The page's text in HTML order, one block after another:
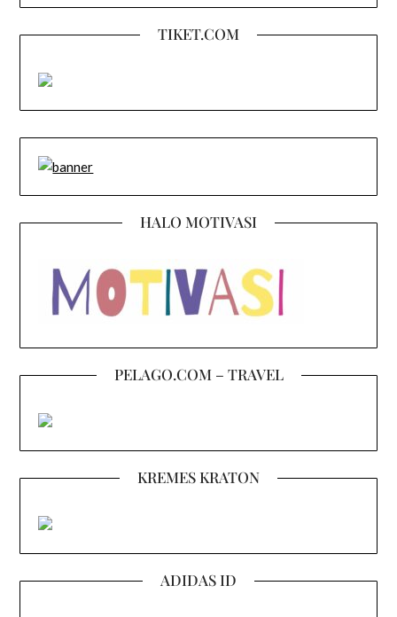
TIKET.COM
HALO MOTIVASI
PELAGO.COM – TRAVEL
KREMES KRATON
ADIDAS ID